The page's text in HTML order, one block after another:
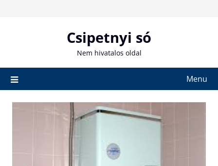
Csipetnyi só
Nem hivatalos oldal
Menu